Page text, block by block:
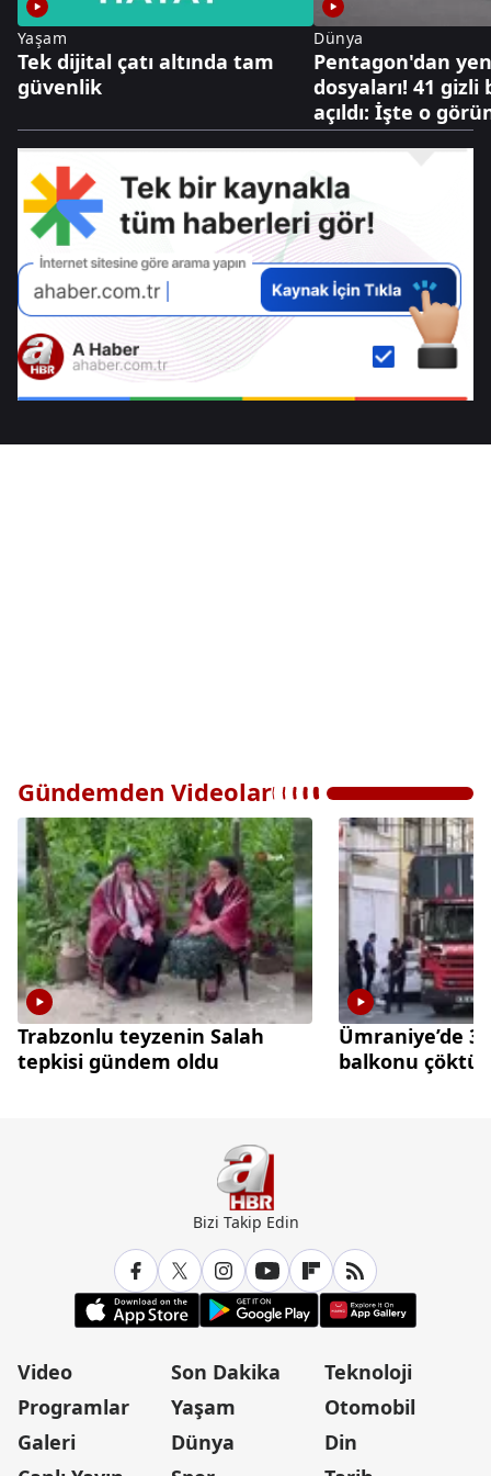
Yaşam
Tek dijital çatı altında tam
güvenlik
Dünya
Pentagon'dan
dosyaları! 41 gizli
açıldı: İşte o
Gündemden Videolar
Trabzonlu teyzenin Salah
tepkisi gündem oldu
Ümraniye’de 3
balkonu çöktü
Bizi Takip Edin
Video
Programlar
Galeri
Son Dakika
Yaşam
Dünya
Teknoloji
Otomobil
Din